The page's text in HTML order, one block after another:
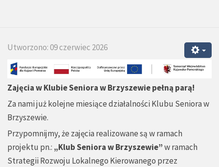
Utworzono: 09 czerwiec 2026
Zajęcia w Klubie Seniora w Brzyszewie pełną parą!
Za nami już kolejne miesiące działalności Klubu Seniora w
Brzyszewie.
Przypomnijmy, że zajęcia realizowane są w ramach
projektu pn.: „Klub Seniora w Brzyszewie”w ramach
Strategii Rozwoju Lokalnego Kierowanego przez